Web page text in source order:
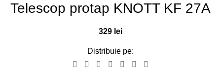
Telescop protap KNOTT KF 27A
329 lei
Distribuie pe: